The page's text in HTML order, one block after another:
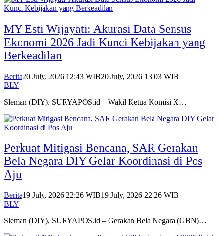
MY Esti Wijayati: Akurasi Data Sensus
Ekonomi 2026 Jadi Kunci Kebijakan yang
Berkeadilan
Berita20 July, 2026 12:43 WIB20 July, 2026 13:03 WIB
BLY
Sleman (DIY), SURYAPOS.id – Wakil Ketua Komisi X…
Perkuat Mitigasi Bencana, SAR Gerakan
Bela Negara DIY Gelar Koordinasi di Pos
Aju
Berita19 July, 2026 22:26 WIB19 July, 2026 22:26 WIB
BLY
Sleman (DIY), SURYAPOS.id – Gerakan Bela Negara (GBN)…